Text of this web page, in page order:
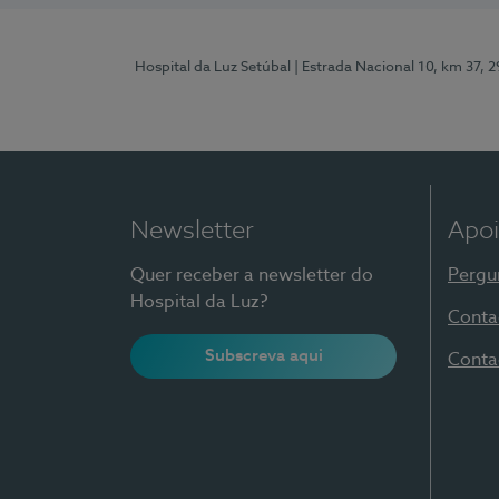
Hospital da Luz Setúbal | Estrada Nacional 10, km 37,
Newsletter
Quer receber a newsletter do
Hospital da Luz?
Subscreva aqui